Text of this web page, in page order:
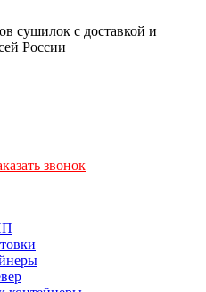
сушилок с доставкой и
России
звонок